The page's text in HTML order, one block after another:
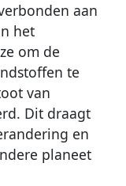
aan
het
om de
te
van
Dit draagt
en
planeet